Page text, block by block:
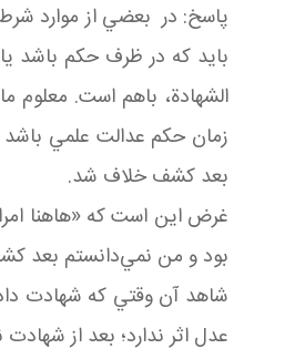
پاسخ: در بعضي از موارد
بايد که در ظرف حکم باشد
الشهادة، باهم است.
زمان حکم عدالت علمي باشد
بعد کشف خلاف شد.
غرض اين است که «هاهنا
بود و من نمي‌دانستم بعد
شاهد آن وقتي که شهادت
عدل اثر ندارد؛ بعد از